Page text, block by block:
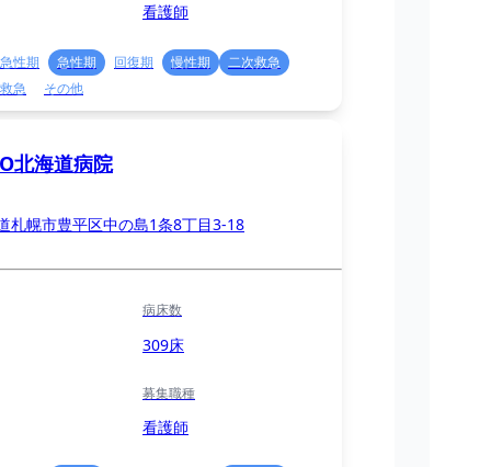
看護師
性期 急性期 回復期 慢性期
二次救急
急
その他
北海道病院
札幌市豊平区中の島1条8丁目3-18
病床数
309床
募集職種
看護師